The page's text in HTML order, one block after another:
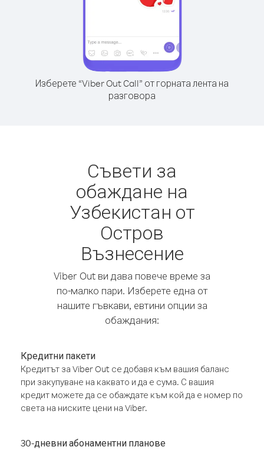
Изберете “Viber Out Call” от горната лента на
разговора
Съвети за
обаждане на
Узбекистан от
Остров
Възнесение
Viber Out ви дава повече време за
по-малко пари. Изберете една от
нашите гъвкави, евтини опции за
обаждания:
Кредитни пакети
Кредитът за Viber Out се добавя към вашия баланс
при закупуване на каквато и да е сума. С вашия
кредит можете да се обаждате към кой да е номер по
света на ниските цени на Viber.
30-дневни абонаментни планове